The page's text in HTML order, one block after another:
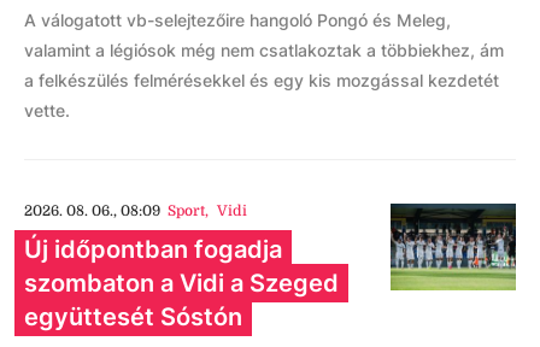
A válogatott vb-selejtezőire hangoló Pongó és Meleg,
valamint a légiósok még nem csatlakoztak a többiekhez, ám
a felkészülés felmérésekkel és egy kis mozgással kezdetét
vette.
2026. 08. 06., 08:09 Sport, Vidi
Új időpontban fogadja
szombaton a Vidi a Szeged
együttesét Sóstón